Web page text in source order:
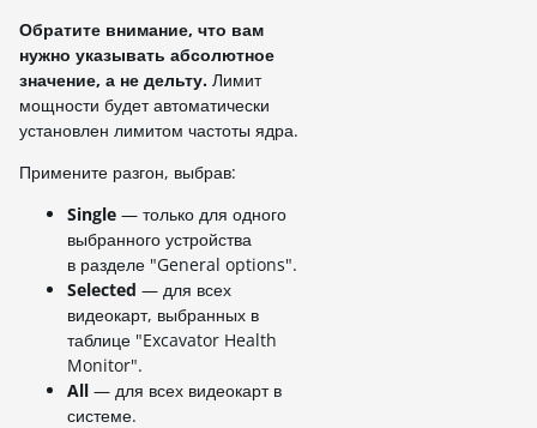
Обратите внимание, что вам
нужно указывать абсолютное
значение, а не дельту. Лимит
мощности будет автоматически
установлен лимитом частоты ядра.
Примените разгон, выбрав:
Single — только для одного
выбранного устройства
в разделе "General options".
Selected — для всех
видеокарт, выбранных в
таблице "Excavator Health
Monitor".
All — для всех видеокарт в
системе.